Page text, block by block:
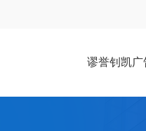
谬誉钊凯广